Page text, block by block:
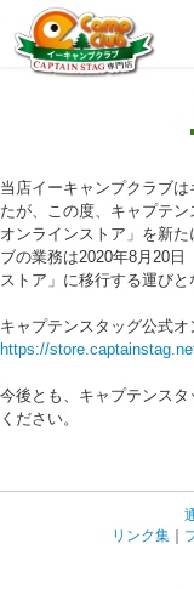
キ
当店イーキャンプクラブ
たが、この度、キャプテ
オンラインストア」を新
ブの業務は2020年8月20
ストア」に移行する運びと
キャプテンスタッグ公式オ
https://
今後とも、キャプテンス
ください。
リンク集 ｜